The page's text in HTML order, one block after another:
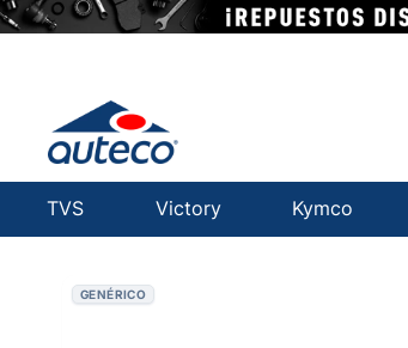
TVS Victory Kymco
GENÉRICO